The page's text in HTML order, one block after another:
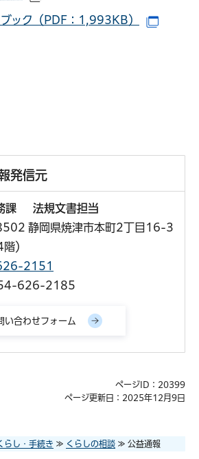
ック（PDF：1,993KB）
発信元
課 法規文書担当
静岡県焼津市本町2丁目16-3
）
2151
626-2185
ページID：20399
ページ更新日：2025年12月9日
らし・手続き ≫ くらしの相談 ≫ 公益通報